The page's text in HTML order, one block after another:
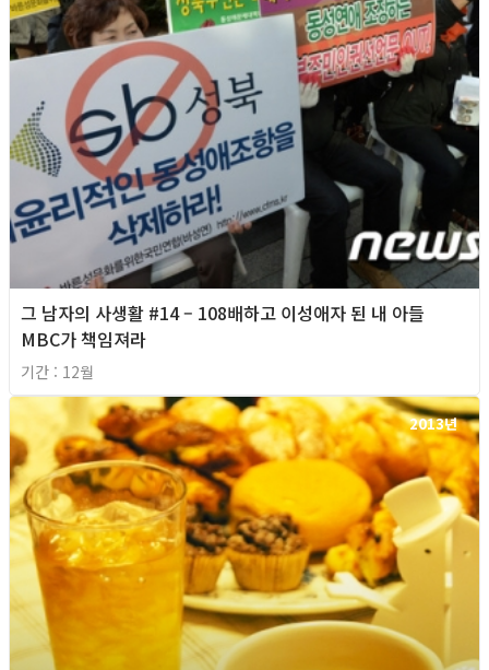
그 남자의 사생활 #14 – 108배하고 이성애자 된 내 아들
MBC가 책임져라
기간 : 12월
2013년